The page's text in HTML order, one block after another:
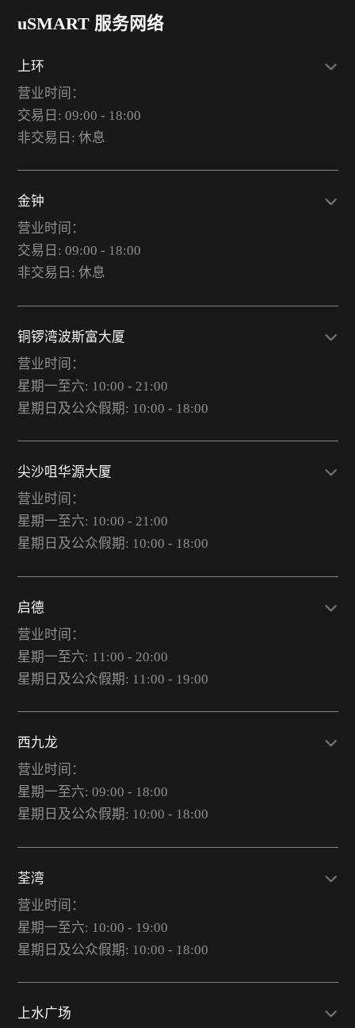
uSMART 服务网络
上环
营业时间：
交易日: 09:00 - 18:00
非交易日: 休息
金钟
营业时间：
交易日: 09:00 - 18:00
非交易日: 休息
铜锣湾波斯富大厦
营业时间：
星期一至六: 10:00 - 21:00
星期日及公众假期: 10:00 - 18:00
尖沙咀华源大厦
营业时间：
星期一至六: 10:00 - 21:00
星期日及公众假期: 10:00 - 18:00
启德
营业时间：
星期一至六: 11:00 - 20:00
星期日及公众假期: 11:00 - 19:00
西九龙
营业时间：
星期一至六: 09:00 - 18:00
星期日及公众假期: 10:00 - 18:00
荃湾
营业时间：
星期一至六: 10:00 - 19:00
星期日及公众假期: 10:00 - 18:00
上水广场